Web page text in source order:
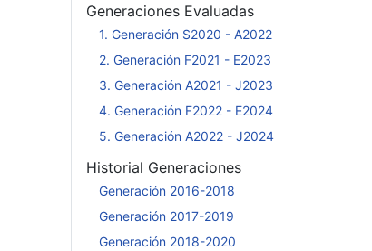
Generaciones Evaluadas
1. Generación S2020 - A2022
2. Generación F2021 - E2023
3. Generación A2021 - J2023
4. Generación F2022 - E2024
5. Generación A2022 - J2024
Historial Generaciones
Generación 2016-2018
Generación 2017-2019
Generación 2018-2020